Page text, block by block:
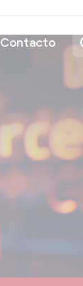
Contacto